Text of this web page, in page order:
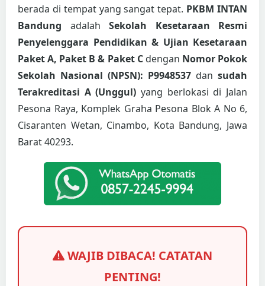
berada di tempat yang sangat tepat. PKBM INTAN
Bandung adalah Sekolah Kesetaraan Resmi
Penyelenggara Pendidikan & Ujian Kesetaraan
Paket A, Paket B & Paket Cdengan Nomor Pokok
Sekolah Nasional (NPSN): P9948537 dan sudah
Terakreditasi A (Unggul) yang berlokasi di Jalan
Pesona Raya, Komplek Graha Pesona Blok A No 6,
Cisaranten Wetan, Cinambo, Kota Bandung, Jawa
Barat 40293.
WAJIB DIBACA! CATATAN
PENTING!